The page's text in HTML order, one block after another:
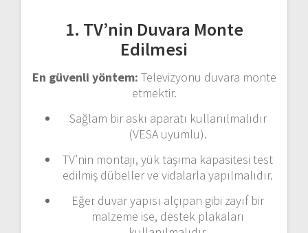
1. TV’nin Duvara Monte
Edilmesi
En güvenli yöntem: Televizyonu duvara monte
etmektir.
Sağlam bir askı aparatı kullanılmalıdır
(VESA uyumlu).
TV’nin montajı, yük taşıma kapasitesi test
edilmiş dübeller ve vidalarla yapılmalıdır.
Eğer duvar yapısı alçıpan gibi zayıf bir
malzeme ise, destek plakaları